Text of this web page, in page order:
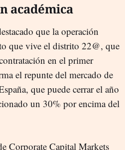
académica
que la operación
que vive el distrito 22@, que
en el primer
el repunte del mercado de
que puede cerrar el año
un 30% por encima del
Corporate Capital Markets